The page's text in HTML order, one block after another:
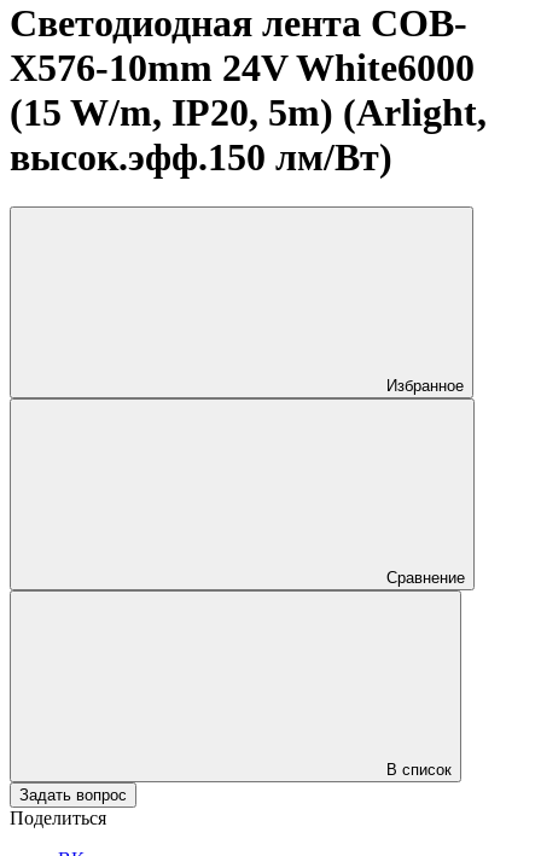
Светодиодная лента COB-
X576-10mm 24V White6000
(15 W/m, IP20, 5m) (Arlight,
высок.эфф.150 лм/Вт)
Избранное
Сравнение
В список
Задать вопрос
Поделиться